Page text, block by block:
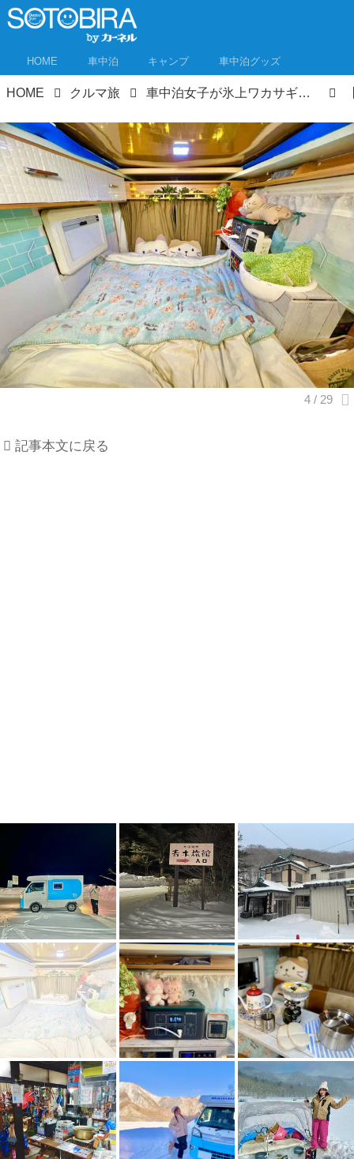
HOME 車中泊 キャンプ 車中泊グッズ
HOME クルマ旅 車中泊女子が氷上ワカサギ釣りに挑戦！さおりんごの「食べるまでが車中泊★」キャッチ＆スリープ⑥
記事本文に戻る